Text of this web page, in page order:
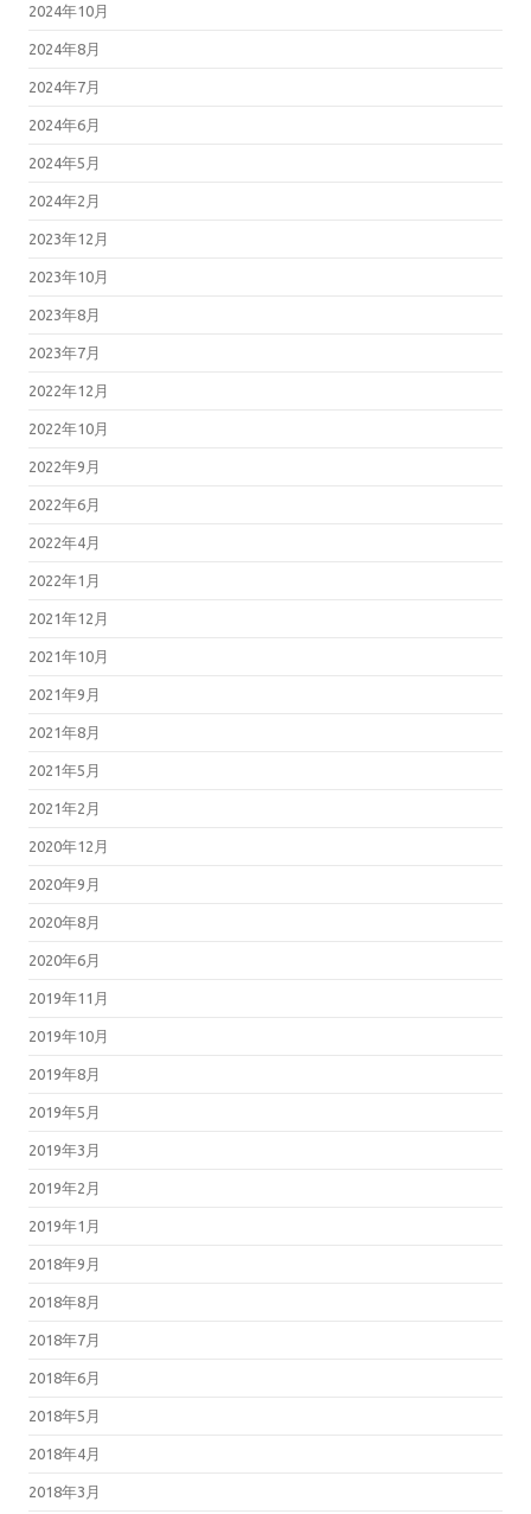
2024年10月
2024年8月
2024年7月
2024年6月
2024年5月
2024年2月
2023年12月
2023年10月
2023年8月
2023年7月
2022年12月
2022年10月
2022年9月
2022年6月
2022年4月
2022年1月
2021年12月
2021年10月
2021年9月
2021年8月
2021年5月
2021年2月
2020年12月
2020年9月
2020年8月
2020年6月
2019年11月
2019年10月
2019年8月
2019年5月
2019年3月
2019年2月
2019年1月
2018年9月
2018年8月
2018年7月
2018年6月
2018年5月
2018年4月
2018年3月